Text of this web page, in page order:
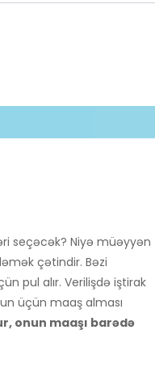
seçəcək? Niyə müəyyən
çətindir. Bəzi
pul alır. Verilişdə iştirak
üçün maaş alması
onun maaşı barədə